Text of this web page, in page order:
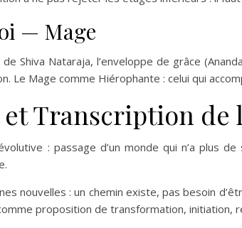
— Mage
Shiva Nataraja, l’enveloppe de grâce
Le Mage comme Hiérophante : celui qui
et Transcription de
: passage d’un monde qui n’a plus
nouvelles : un chemin existe, pas besoin
proposition de transformation, initiation,